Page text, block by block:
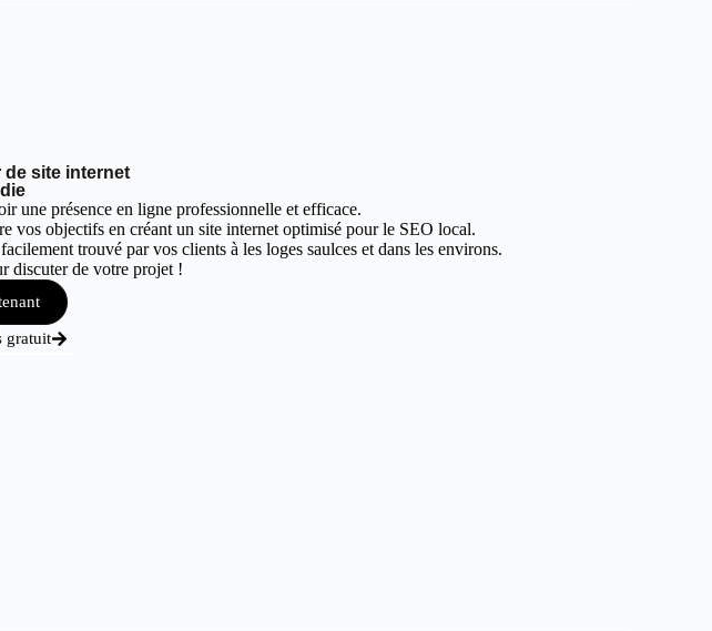
site internet
une présence en ligne professionnelle et efficace.
vos objectifs en créant un site internet optimisé pour le SEO local.
trouvé par vos clients à les loges saulces et dans les environs.
discuter de votre projet !
gratuit